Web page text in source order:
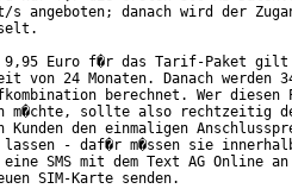
angeboten; danach wird der
9,95 Euro f�r das Tarif-Paket gilt
von 24 Monaten. Danach werden
berechnet. Wer diesen
m�chte, sollte also rechtzeitig
Kunden den einmaligen
- daf�r m�ssen sie
SMS mit dem Text AG Online
SIM-Karte senden.